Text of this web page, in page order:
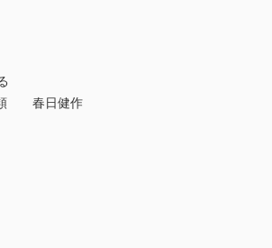
類 春日健作